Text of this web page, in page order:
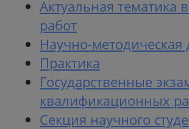
Актуальная
работ
Научно-
Практика
Государственные
квалификационных
Секция научного